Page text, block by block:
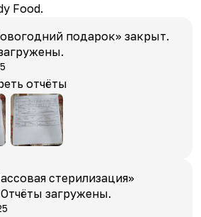
Food.
подарок» закрыт.
отчёты
стерилизация»
загружены.